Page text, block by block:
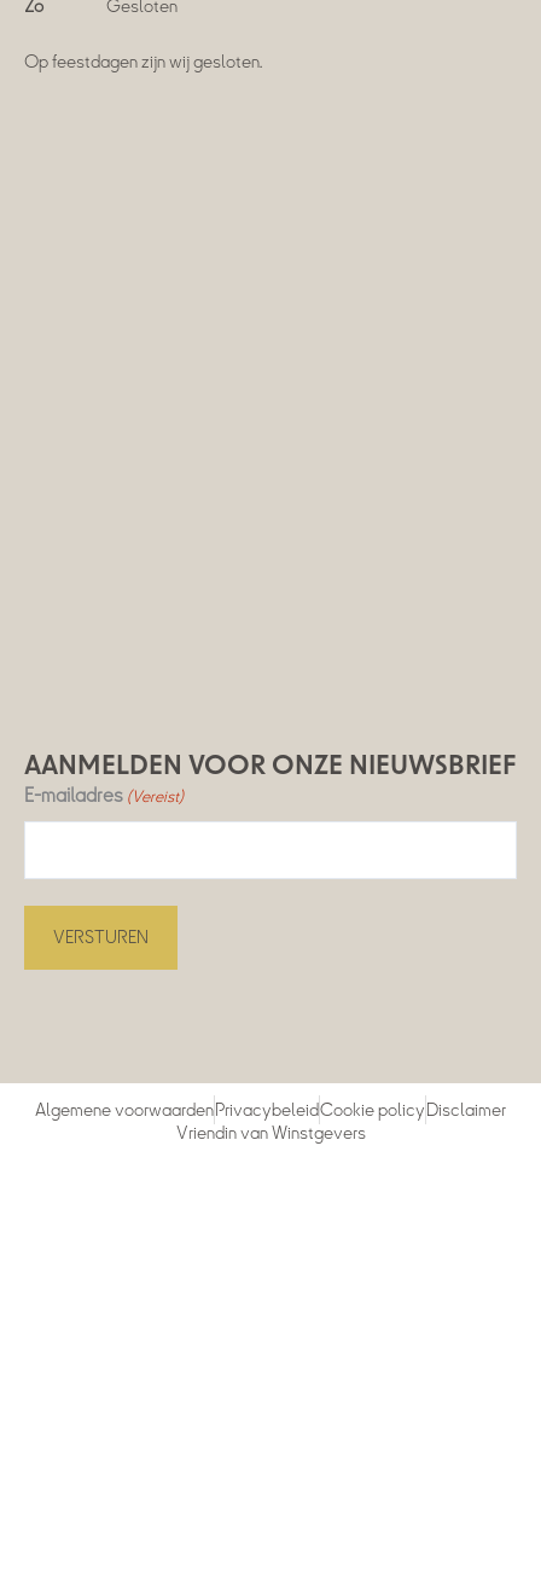
Zo Gesloten
Op feestdagen zijn wij gesloten.
AANMELDEN VOOR ONZE NIEUWSBRIEF
E-mailadres (Vereist)
Algemene voorwaardenPrivacybeleidCookie policyDisclaimer
Vriendin van Winstgevers